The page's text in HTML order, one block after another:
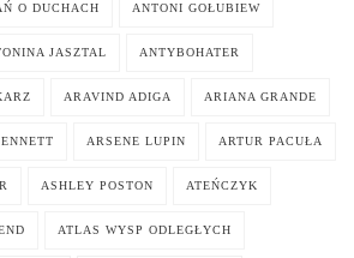
O DUCHACH ANTONI GOŁUBIEW
JASZTAL ANTYBOHATER
ARAVIND ADIGA ARIANA GRANDE
ARSENE LUPIN ARTUR PACUŁA
ASHLEY POSTON ATEŃCZYK
ATLAS WYSP ODLEGŁYCH